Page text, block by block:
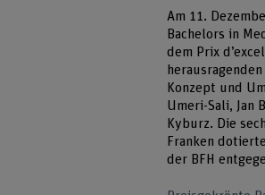
Am 11.
Bachelors in
dem Prix
Konzept und
Umeri-Sali, Jan
Kyburz. Die
Franken
der BFH